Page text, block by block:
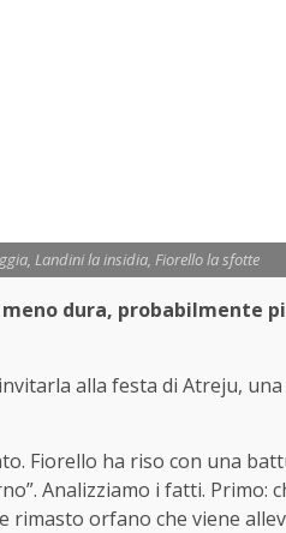
Landini la insidia, Fiorello la sfotte
dura, probabilmente
alla festa di Atreju,
Fiorello ha riso con una
Analizziamo i fatti. Primo:
rimasto orfano che viene